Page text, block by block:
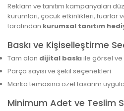
Reklam ve tanıtım kampanyaları
kurumları, çocuk etkinlikleri, fuarlar
tarafından kurumsal tanıtım
Baskı ve Kişiselleştirme
Tam alan dijital baskıile görsel ve
Parça sayısı ve şekil seçenekleri
Marka temasına özel tasarım
Minimum Adet ve Teslim